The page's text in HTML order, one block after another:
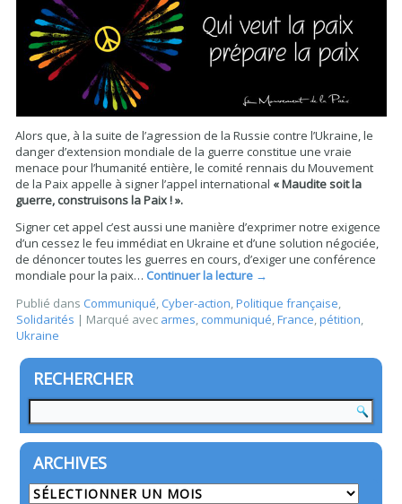
Alors que, à la suite de l’agression de la Russie contre l’Ukraine, le
danger d’extension mondiale de la guerre constitue une vraie
menace pour l’humanité entière, le comité rennais du Mouvement
de la Paix appelle à signer l’appel international « Maudite soit la
guerre, construisons la Paix ! ».
Signer cet appel c’est aussi une manière d’exprimer notre exigence
d’un cessez le feu immédiat en Ukraine et d’une solution négociée,
de dénoncer toutes les guerres en cours, d’exiger une conférence
mondiale pour la paix… Continuer la lecture →
Publié dans Communiqué, Cyber-action,Politique française,
Solidarités | Marqué avec armes, communiqué,France,pétition,
Ukraine
RECHERCHER
ARCHIVES
Archives